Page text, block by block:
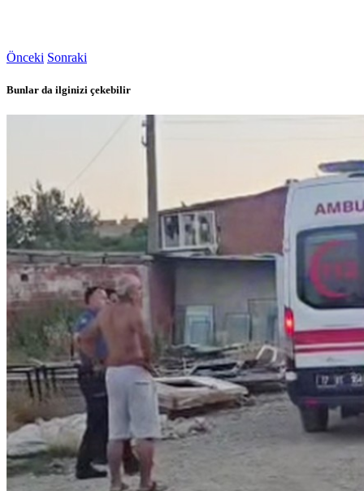
Önceki Sonraki
Bunlar da ilginizi çekebilir